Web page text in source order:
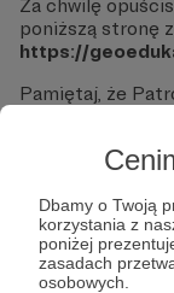
Dbamy o Twoją
korzystania z
poniżej
zasadach
osobowych.
Za chwilę
poniższą stronę
https://
Pamiętaj, że
Nie podawaj
finansowych
Sprawdź
"Tak, przejdź
Jeśli masz
link.